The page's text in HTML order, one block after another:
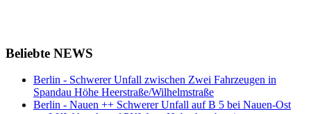
Beliebte NEWS
Berlin - Schwerer Unfall zwischen Zwei Fahrzeugen in
Spandau Höhe Heerstraße/Wilhelmstraße
Berlin - Nauen ++ Schwerer Unfall auf B 5 bei Nauen-Ost